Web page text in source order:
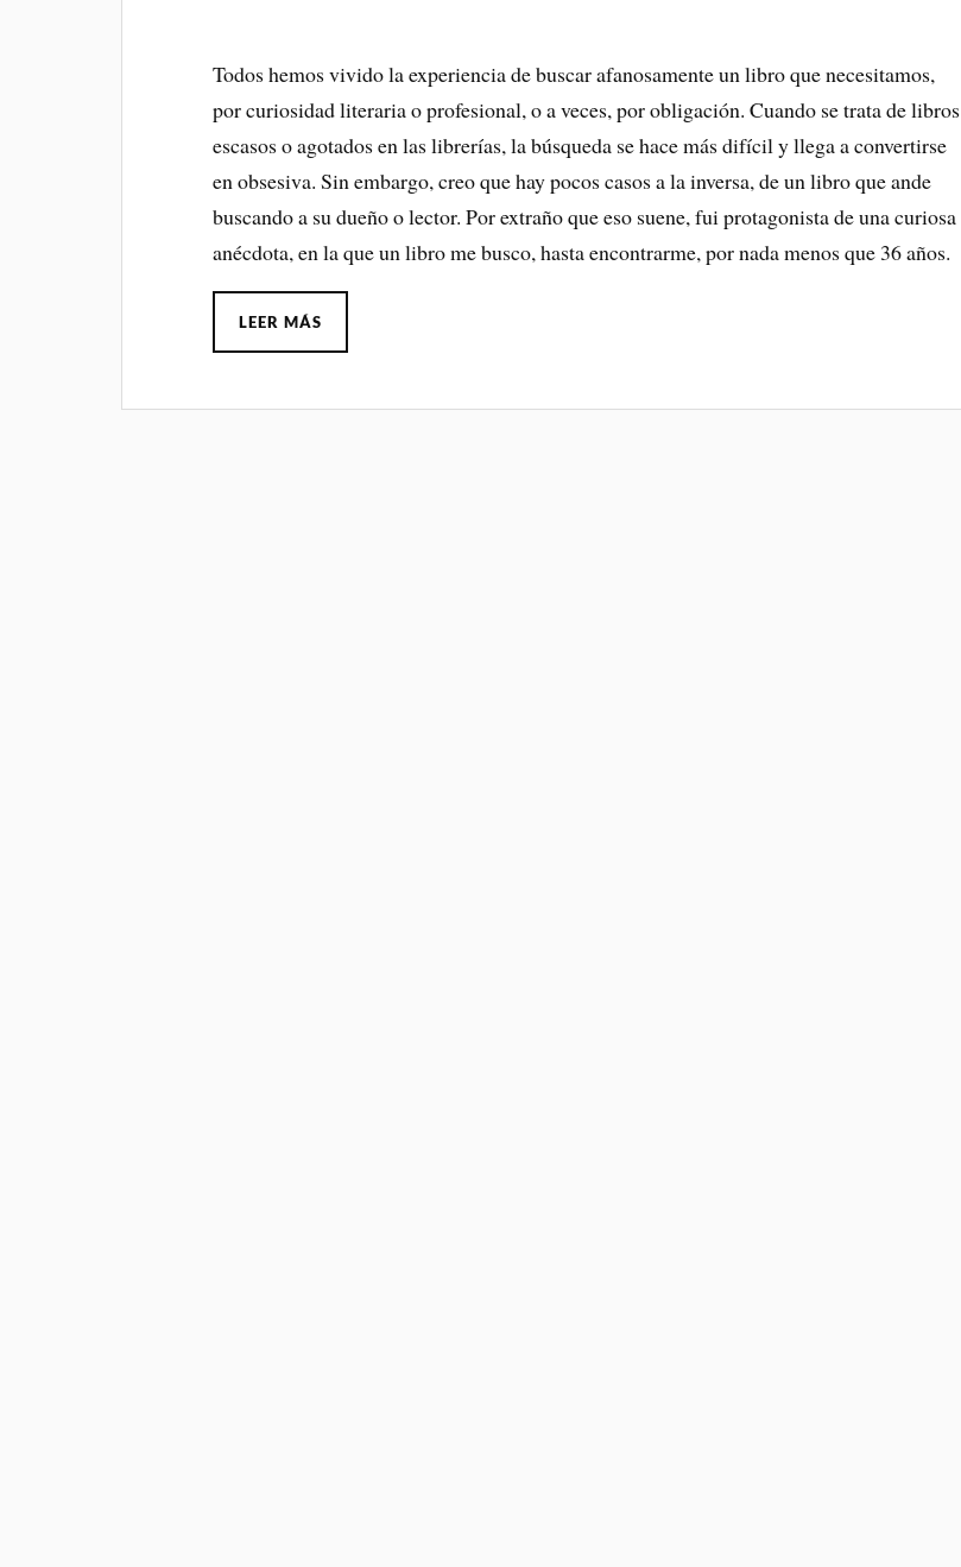
Todos hemos vivido la experiencia de buscar afanosamente un libro que necesitamos,
por curiosidad literaria o profesional, o a veces, por obligación. Cuando se trata de libros
escasos o agotados en las librerías, la búsqueda se hace más difícil y llega a convertirse
en obsesiva. Sin embargo, creo que hay pocos casos a la inversa, de un libro que ande
buscando a su dueño o lector. Por extraño que eso suene, fui protagonista de una curiosa
anécdota, en la que un libro me busco, hasta encontrarme, por nada menos que 36 años.
LEER MÁS